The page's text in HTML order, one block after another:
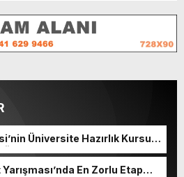
Üniversite Hazırlık Kursu
7 Ağustos.
En Zorlu Etap